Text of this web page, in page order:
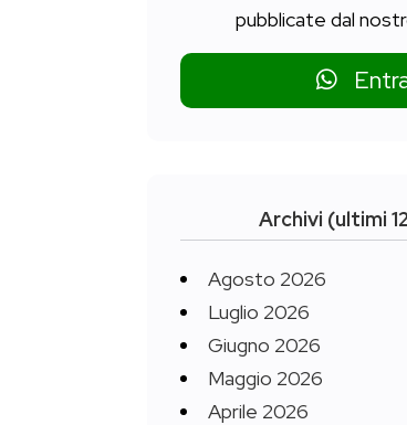
pubblicate dal
Archivi (ultimi
Agosto 2026
Luglio 2026
Giugno 2026
Maggio 2026
Aprile 2026